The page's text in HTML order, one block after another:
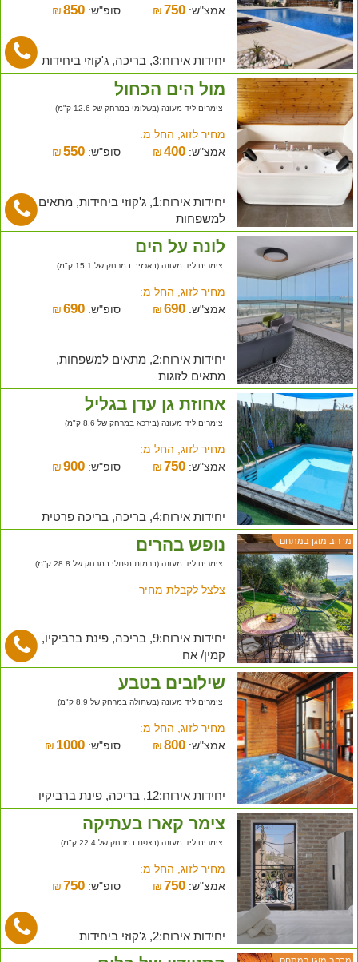
אמצ"ש:
₪750 סופ"ש: ₪ 850
יחידות אירוח:3, בריכה, ג'קוזי ביחידות
מול הים הכחול
צימרים ליד מעונה (בשלומי במרחק של 12.6 ק"מ)
מחיר לזוג, החל מ:
אמצ"ש:
₪400 סופ"ש: ₪ 550
יחידות אירוח:1, ג'קוזי ביחידות, מתאים
למשפחות
לונה על הים
צימרים ליד מעונה (באכזיב במרחק של 15.1 ק"מ)
מחיר לזוג, החל מ:
אמצ"ש:
₪690 סופ"ש: ₪ 690
יחידות אירוח:2, מתאים למשפחות,
מתאים לזוגות
אחוזת גן עדן בגליל
צימרים ליד מעונה (בירכא במרחק של 8.6 ק"מ)
מחיר לזוג, החל מ:
אמצ"ש:
₪750 סופ"ש: ₪ 900
יחידות אירוח:4, בריכה, בריכה פרטית
מרחב מוגן במתחם נופש בהרים
צימרים ליד מעונה (ברמות נפתלי במרחק של 28.8 ק"מ)
צלצל לקבלת מחיר
יחידות אירוח:9, בריכה, פינת ברביקיו,
קמין/ אח
שילובים בטבע
צימרים ליד מעונה (בשתולה במרחק של 8.9 ק"מ)
מחיר לזוג, החל מ:
אמצ"ש:
₪800 סופ"ש: ₪ 1000
יחידות אירוח:12, בריכה, פינת ברביקיו
צימר קארו בעתיקה
צימרים ליד מעונה (בצפת במרחק של 22.4 ק"מ)
מחיר לזוג, החל מ:
אמצ"ש:
₪750 סופ"ש: ₪ 750
יחידות אירוח:2, ג'קוזי ביחידות